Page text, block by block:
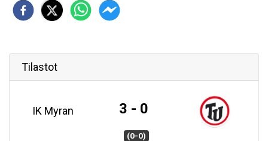
Tilastot
IK Myran 3 - 0
(0-0)